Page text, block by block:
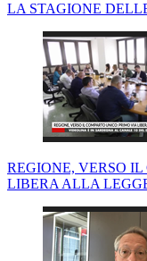
LA STAGIONE
REGIONE, VERSO
LIBERA ALLA